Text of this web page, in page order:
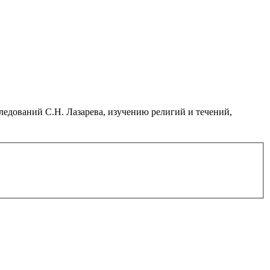
С.Н. Лазарева, изучению религий и течений,